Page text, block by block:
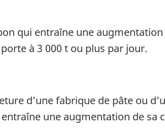
qui entraîne une
à 3 000 t ou plus par jour.
d’une fabrique de pâte ou
une augmentation de sa